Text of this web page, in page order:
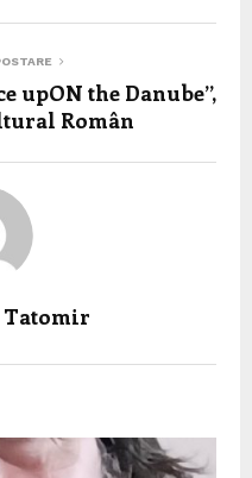
upON the Danube”,
Român